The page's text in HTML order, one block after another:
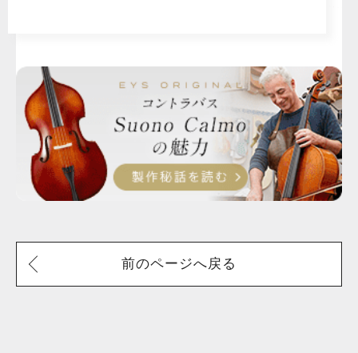
前のページへ戻る